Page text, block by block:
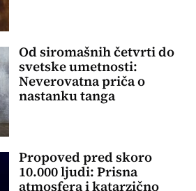
Od siromašnih četvrti do
svetske umetnosti:
Neverovatna priča o
nastanku tanga
Propoved pred skoro
10.000 ljudi: Prisna
atmosfera i katarzično